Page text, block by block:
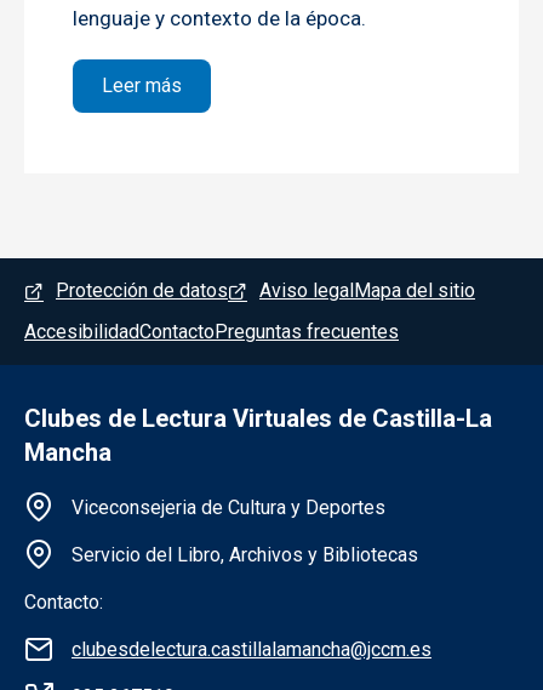
lenguaje y contexto de la época.
Leer más
Menú del pie
Protección de datos Aviso legal Mapa del sitio
AccesibilidadContactoPreguntas frecuentes
Clubes de Lectura Virtuales de Castilla-La
Mancha
Información de la institución
Viceconsejeria de Cultura y Deportes
Servicio del Libro, Archivos y Bibliotecas
Contacto:
clubesdelectura.castillalamancha@jccm.es